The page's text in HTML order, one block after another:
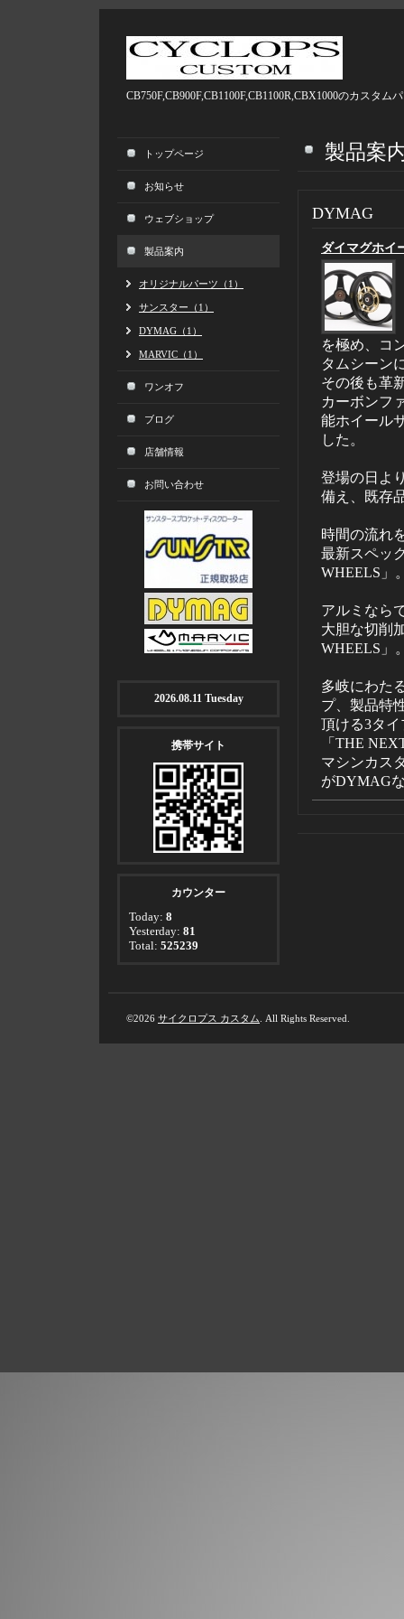
CB750F,CB900F,CB1100F,CB1100R,CBX1000のカスタム
製品案
DYMAG
ダイマグホイ
を極め、コ
タムシーン
その後も革
カーボンフ
能ホイール
した。
登場の日よ
備え、既存
時間の流れ
最新スペッ
WHEELS」
アルミなら
大胆な切削
WHEELS」
多岐にわた
プ、製品特
頂ける3タ
「THE
マシンカス
がDYMAG
トップページ
お知らせ
ウェブショップ
製品案内
オリジナルパーツ（1）
サンスター（1）
DYMAG（1）
MARVIC（1）
ワンオフ
ブログ
店舗情報
お問い合わせ
2026.08.11 Tuesday
携帯サイト
カウンター
Today: 8
Yesterday: 81
Total: 525239
©2026 サイクロプス カスタム . All Rights Reserved.